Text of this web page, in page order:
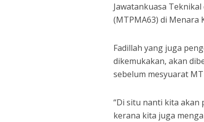
Jawatankuasa
(MTPMA63) di Menara
Fadillah yang juga
dikemukakan, akan
sebelum mesyuarat
“Di situ nanti kita akan
kerana kita juga